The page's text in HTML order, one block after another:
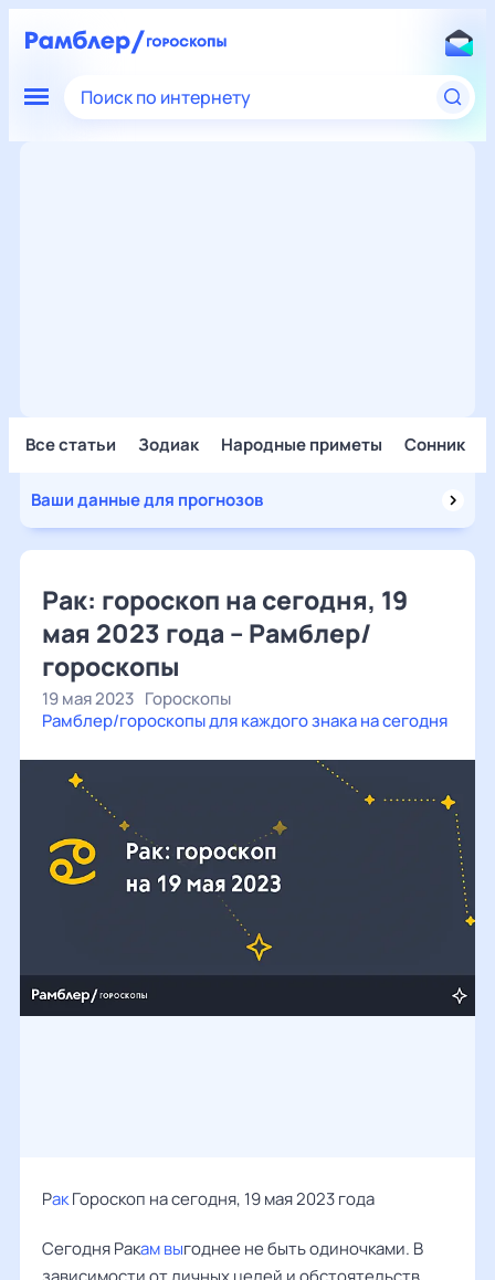
Поиск по интернету
Все статьи Зодиак Народные приметы Сонник
Ваши данные для прогнозов
Рак: гороскоп на сегодня, 19
мая 2023 года – Рамблер/
гороскопы
19 мая 2023 Гороскопы
Рамблер/гороскопы для каждого знака на сегодня
РакГороскоп на сегодня, 19 мая 2023 года
Сегодня Ракам выгоднее не быть одиночками. В